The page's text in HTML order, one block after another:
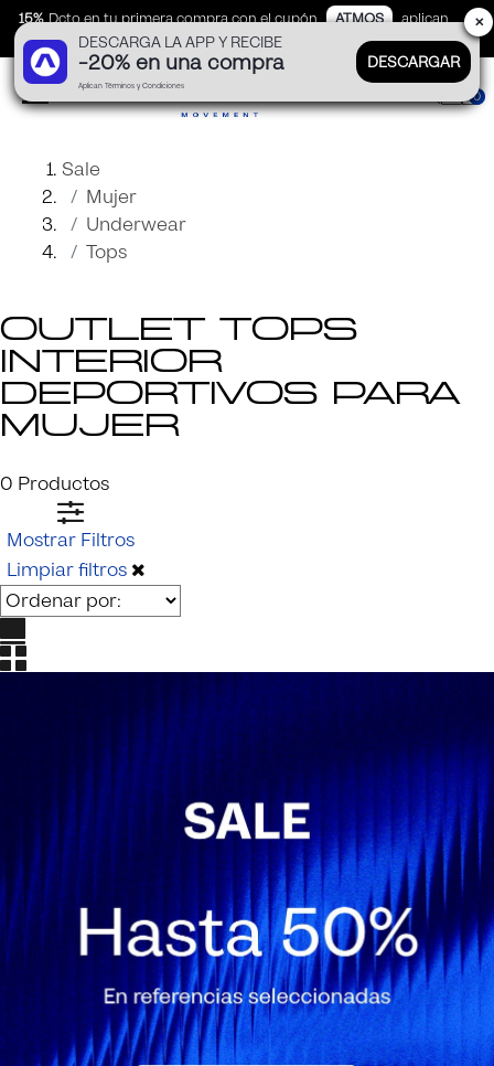
15% Dcto en tu primera compra con el cupón ATMOS
aplican
TyC
0
Sale
Mujer
Underwear
Tops
Outlet Tops
Interior
Deportivos Para
Mujer
0 Productos
Mostrar Filtros
Limpiar filtros
DESCARGA LA APP Y RECIBE
-20% en una compra
Aplican Términos y Condiciones
DESCARGAR
✕